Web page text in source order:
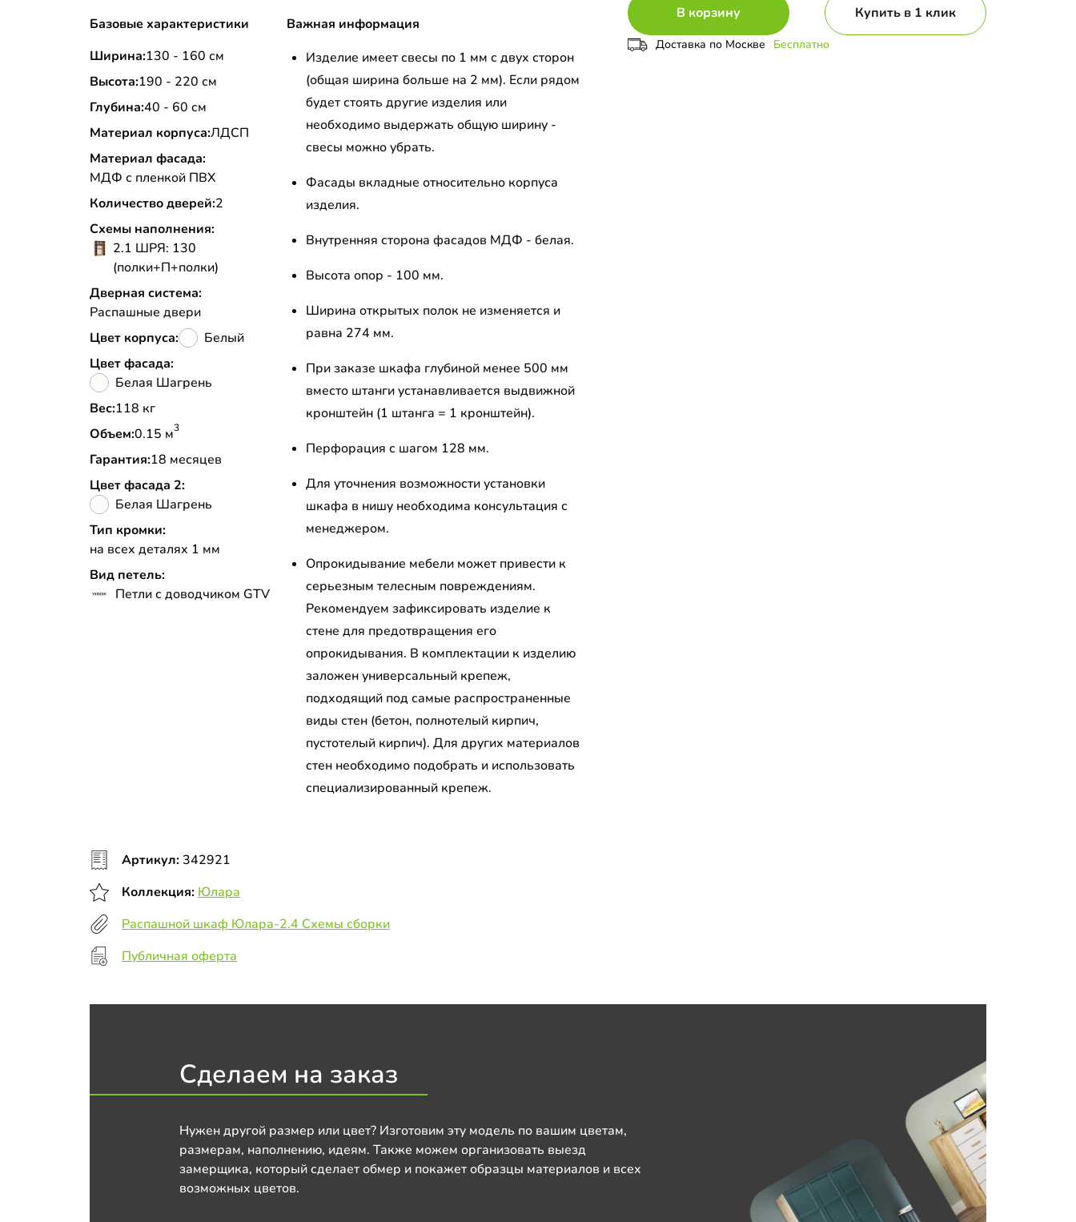
В корзину Купить в 1 клик
Доставка по Москве Бесплатно
Базовые характеристики
Ширина:130 - 160 см
Высота:190 - 220 см
Глубина:40 - 60 см
Материал корпуса:ЛДСП
Материал фасада:
МДФ с пленкой ПВХ
Количество дверей:2
Схемы наполнения:
2.1 ШРЯ: 130
(полки+П+полки)
Дверная система:
Распашные двери
Цвет корпуса:
Белый
Цвет фасада:
Белая Шагрень
Вес:
118 кг
Объем:
0.15 м3
Гарантия:18 месяцев
Цвет фасада 2:
Белая Шагрень
Тип кромки:
на всех деталях 1 мм
Вид петель:
Петли с доводчиком GTV
Важная информация
Изделие имеет свесы по 1 мм с двух сторон
(общая ширина больше на 2 мм). Если рядом
будет стоять другие изделия или
необходимо выдержать общую ширину -
свесы можно убрать.
Фасады вкладные относительно корпуса
изделия.
Внутренняя сторона фасадов МДФ - белая.
Высота опор - 100 мм.
Ширина открытых полок не изменяется и
равна 274 мм.
При заказе шкафа глубиной менее 500 мм
вместо штанги устанавливается выдвижной
кронштейн (1 штанга = 1 кронштейн).
Перфорация с шагом 128 мм.
Для уточнения возможности установки
шкафа в нишу необходима консультация с
менеджером.
Опрокидывание мебели может привести к
серьезным телесным повреждениям.
Рекомендуем зафиксировать изделие к
стене для предотвращения его
опрокидывания. В комплектации к изделию
заложен универсальный крепеж,
подходящий под самые распространенные
виды стен (бетон, полнотелый кирпич,
пустотелый кирпич). Для других материалов
стен необходимо подобрать и использовать
специализированный крепеж.
Артикул: 342921
Коллекция: Юлара
Распашной шкаф Юлара-2.4 Схемы сборки
Публичная оферта
Сделаем на заказ
Нужен другой размер или цвет? Изготовим эту модель по вашим цветам,
размерам, наполнению, идеям. Также можем организовать выезд
замерщика, который сделает обмер и покажет образцы материалов и всех
возможных цветов.